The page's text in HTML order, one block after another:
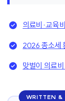
의료비·교육
2026 종소세
맞벌이 의료
WRITTEN &